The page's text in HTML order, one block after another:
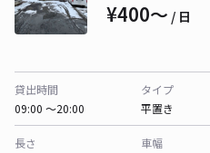
¥400〜 / 日
貸出時間
09:00 〜20:00
タイプ
平置き
長さ
車幅